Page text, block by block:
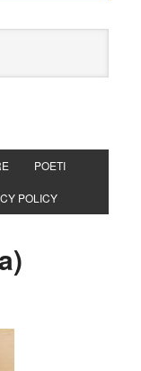
POETI
POLICY